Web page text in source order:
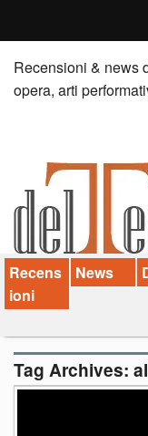
Home
Recensioni
News
Palazzi consiglia
Video
Chi siamo
Contatti
Recensioni & news
opera, arti
Recens
ioni
News
Tag Archives: